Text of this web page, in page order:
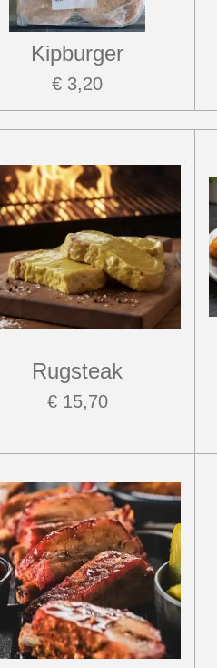
Kipburger
€ 3,20
Rugsteak
€ 15,70